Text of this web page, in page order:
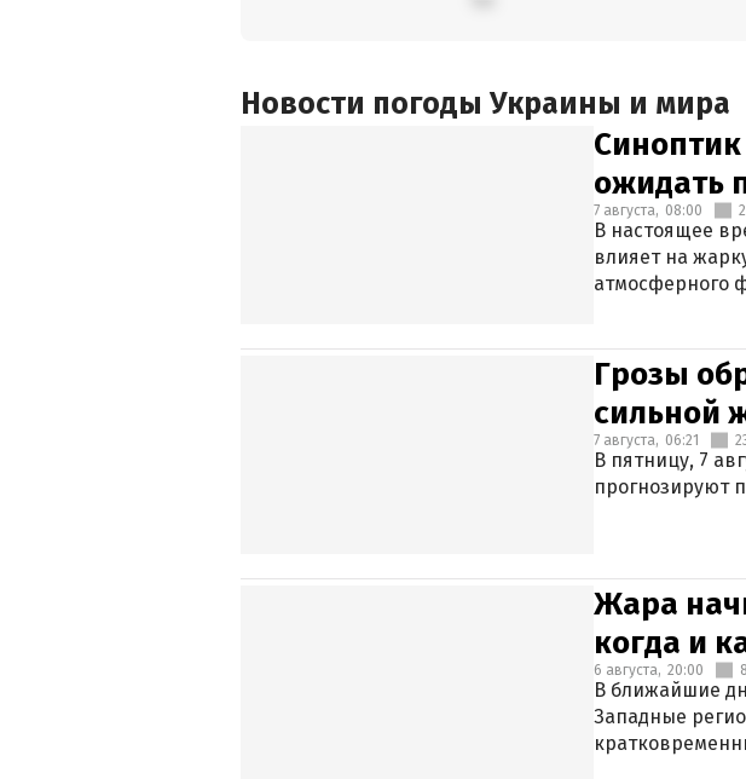
Новости погоды Украины и мира
Синоптик
ожидать
7 августа, 08:00
В настоящее
влияет на
атмосферного
Грозы
сильной
7 августа, 06:21
В пятницу, 7
прогнозируют
Жара
когда и
6 августа, 20:00
В ближайшие
Западные